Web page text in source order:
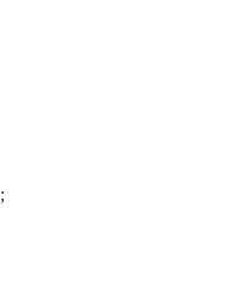
;